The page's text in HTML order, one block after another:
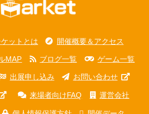
ットとは 開催概要＆アクセス
MAP ブログ一覧 ゲーム一覧
出展申し込み お問い合わせ
来場者向けFAQ 運営会社